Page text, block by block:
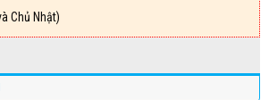
Chủ Nhật)